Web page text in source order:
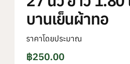
บานเย็นผ้าทอ
ราคาโดยประมาณ
฿250.00